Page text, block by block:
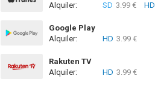
Alquiler:
SD 3.99 € HD
Google Play
Alquiler:
HD 3.99 €
Rakuten TV
Alquiler:
HD 3.99 €